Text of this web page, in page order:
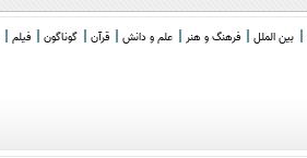
بین الملل فرهنگ و هنر علم و دانش قرآن گوناگون فیلم